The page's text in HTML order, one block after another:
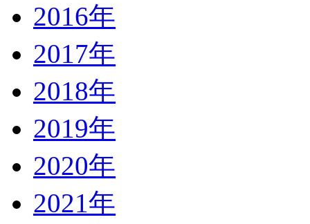
2016年
2017年
2018年
2019年
2020年
2021年